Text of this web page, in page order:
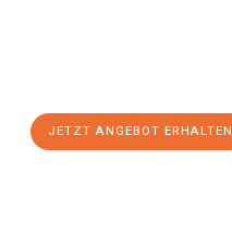
JETZT ANGEBOT ERHALTEN